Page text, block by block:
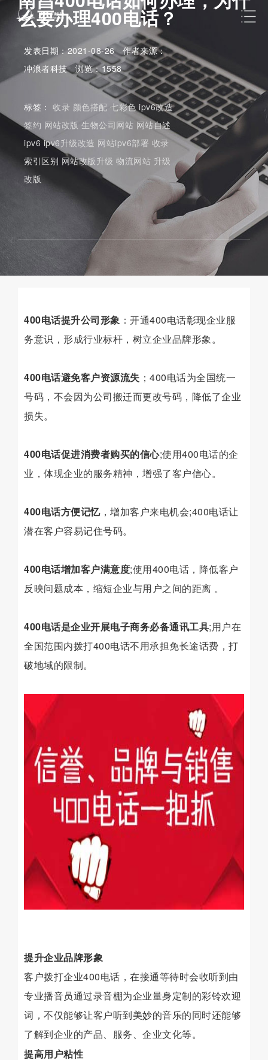
么要办理400电话？
发表日期：2021-08-26 作者来源：
冲浪者科技 浏览：1558
标签： 收录 颜色搭配 七彩色 ipv6改造
签约 网站改版 生物公司网站 网站自述
ipv6 ipv6升级改造 网站ipv6部署 收录
索引区别 网站改版升级 物流网站 升级
改版
400电话提升公司形象 ：开通400电话彰现企业服
务意识，形成行业标杆，树立企业品牌形象。
400电话避免客户资源流失 ；400电话为全国统一
号码，不会因为公司搬迁而更改号码，降低了企业
损失。
400电话促进消费者购买的信心;使用400电话的企
业，体现企业的服务精神，增强了客户信心。
400电话方便记忆，增加客户来电机会;400电话让
潜在客户容易记住号码。
400电话增加客户满意度;使用400电话，降低客户
反映问题成本，缩短企业与用户之间的距离 。
400电话是企业开展电子商务必备通讯工具;用户在
全国范围内拨打400电话不用承担免长途话费，打
破地域的限制。
提升企业品牌形象
客户拨打企业400电话，在接通等待时会收听到由
专业播音员通过录音棚为企业量身定制的彩铃欢迎
词，不仅能够让客户听到美妙的音乐的同时还能够
了解到企业的产品、服务、企业文化等。
提高用户粘性